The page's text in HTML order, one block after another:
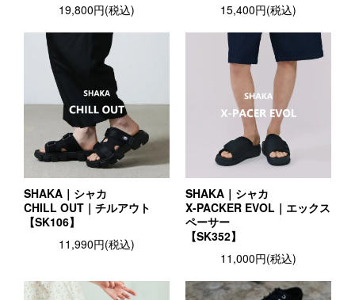
19,800円(税込)
15,400円(税込)
SHAKA｜シャカ
CHILL OUT｜チルアウト
【SK106】
11,990円(税込)
SHAKA｜シャカ
X-PACKER EVOL｜エックス
ペーサー
【SK352】
11,000円(税込)